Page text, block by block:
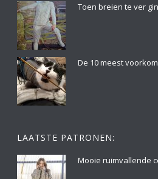
Toen breien te ver
De 10 meest
LAATSTE PATRONEN:
Mooie ruimvallende